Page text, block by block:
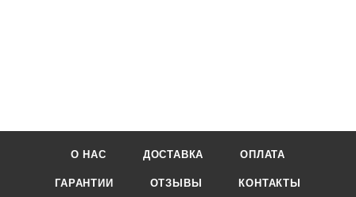
О НАС ДОСТАВКА ОПЛАТА
ГАРАНТИИ ОТЗЫВЫ КОНТАКТЫ